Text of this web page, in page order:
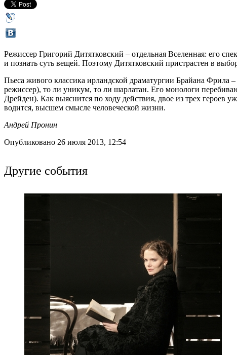
Режиссер Григорий Дитятковский – отдельная Вселенная: его
и познать суть вещей. Поэтому Дитятковский пристрастен в
Пьеса живого классика ирландской драматургии Брайана Фрила
режиссер), то ли уникум, то ли шарлатан. Его монологи
Дрейден). Как выяснится по ходу действия, двое из трех героев
водится, высшем смысле человеческой жизни.
Андрей Пронин
Опубликовано 26 июля 2013, 12:54
Другие события